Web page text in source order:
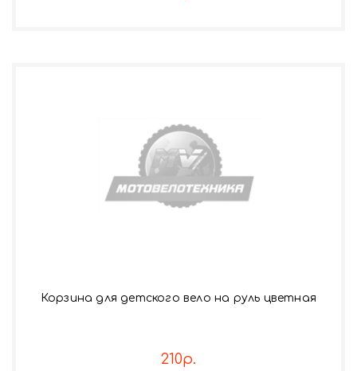
Корзина для детского вело на руль цветная
210р.